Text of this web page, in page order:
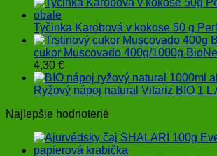
Tyčinka Karobová v kokose 50 g
cukor Muscovado 400g/1000g
4,30 €Price
range:
2,25 €
4,30 €
Ryžový nápoj natural Vitariz BIO 1 L
Najlepšie hodnotené